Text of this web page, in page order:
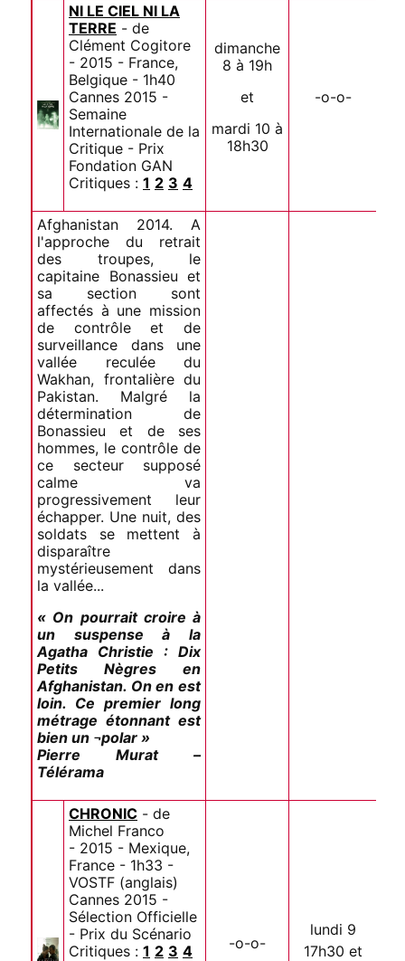
NI LE CIEL NI LA
TERRE - de
Clément Cogitore
- 2015 - France,
Belgique - 1h40
Cannes 2015 -
Semaine
Internationale de la
Critique - Prix
Fondation GAN
Critiques : 1 2 3 4
dimanche
8 à 19h
et
mardi 10 à
18h30
-o-o-
Afghanistan 2014. A
l'approche du retrait
des troupes, le
capitaine Bonassieu et
sa section sont
affectés à une mission
de contrôle et de
surveillance dans une
vallée reculée du
Wakhan, frontalière du
Pakistan. Malgré la
détermination de
Bonassieu et de ses
hommes, le contrôle de
ce secteur supposé
calme va
progressivement leur
échapper. Une nuit, des
soldats se mettent à
disparaître
mystérieusement dans
la vallée...
« On pourrait croire à
un suspense à la
Agatha Christie : Dix
Petits Nègres en
Afghanistan. On en est
loin. Ce premier long
métrage étonnant est
bien un ¬polar »
Pierre Murat –
Télérama
CHRONIC - de
Michel Franco
- 2015 - Mexique,
France - 1h33 -
VOSTF (anglais)
Cannes 2015 -
Sélection Officielle
- Prix du Scénario
Critiques : 1 2 3 4 -o-o-
lundi 9
17h30 et